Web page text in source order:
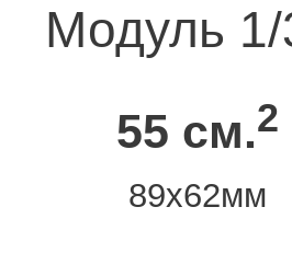
Модуль
55 см.2
89х62мм